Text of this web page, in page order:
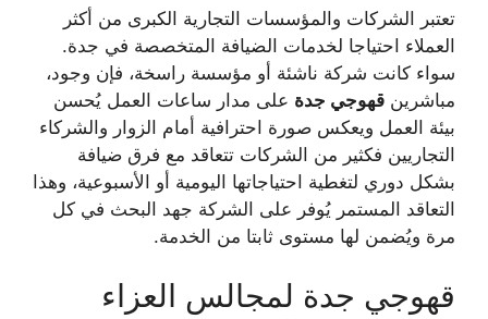
تعتبر الشركات والمؤسسات التجارية الكبرى من أكثر
العملاء احتياجا لخدمات الضيافة المتخصصة في جدة.
سواء كانت شركة ناشئة أو مؤسسة راسخة، فإن وجود،
مباشرين قهوجي جدة على مدار ساعات العمل يُحسن
بيئة العمل ويعكس صورة احترافية أمام الزوار والشركاء
التجاريين فكثير من الشركات تتعاقد مع فرق ضيافة
بشكل دوري لتغطية احتياجاتها اليومية أو الأسبوعية، وهذا
التعاقد المستمر يُوفر على الشركة جهد البحث في كل
مرة ويُضمن لها مستوى ثابتا من الخدمة.
قهوجي جدة لمجالس العزاء